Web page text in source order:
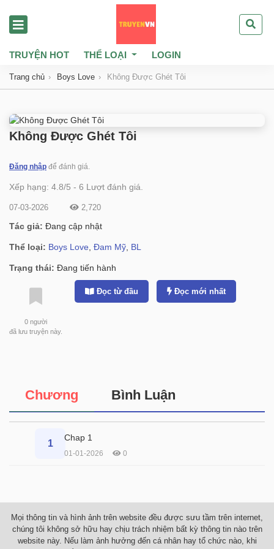
TRUYỆN HOT THỂ LOẠI LOGIN
Trang chủ Boys Love Không Được Ghét Tôi
Không Được Ghét Tôi
Đăng nhập để đánh giá.
Xếp hạng: 4.8/5 - 6 Lượt đánh giá.
07-03-2026 2,720
Tác giả: Đang cập nhật
Thể loại: Boys Love Đam Mỹ BL
Trạng thái: Đang tiến hành
0 người
đã lưu truyện này.
Đọc từ đầu Đọc mới nhất
Chương Bình Luận
1
Chap 1
01-01-2026 0
Mọi thông tin và hình ảnh trên website đều được sưu tầm trên internet,
chúng tôi không sở hữu hay chịu trách nhiệm bất kỳ thông tin nào trên
website này. Nếu làm ảnh hưởng đến cá nhân hay tổ chức nào, khi